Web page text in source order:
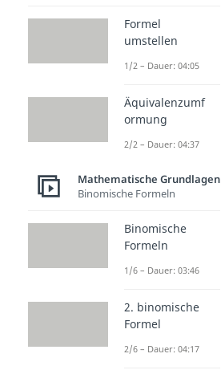
Formel
umstellen
1/2 – Dauer: 04:05
Äquivalenzumf
ormung
2/2 – Dauer: 04:37
Mathematische Grundlagen
Binomische Formeln
Binomische
Formeln
1/6 – Dauer: 03:46
2. binomische
Formel
2/6 – Dauer: 04:17